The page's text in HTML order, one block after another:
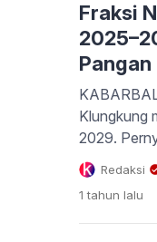
Fraksi
Pangan
Klungkung
2029.
Sukirta,
digelar
Solidaritas
jajaran
Redaksi
1 tahun lalu